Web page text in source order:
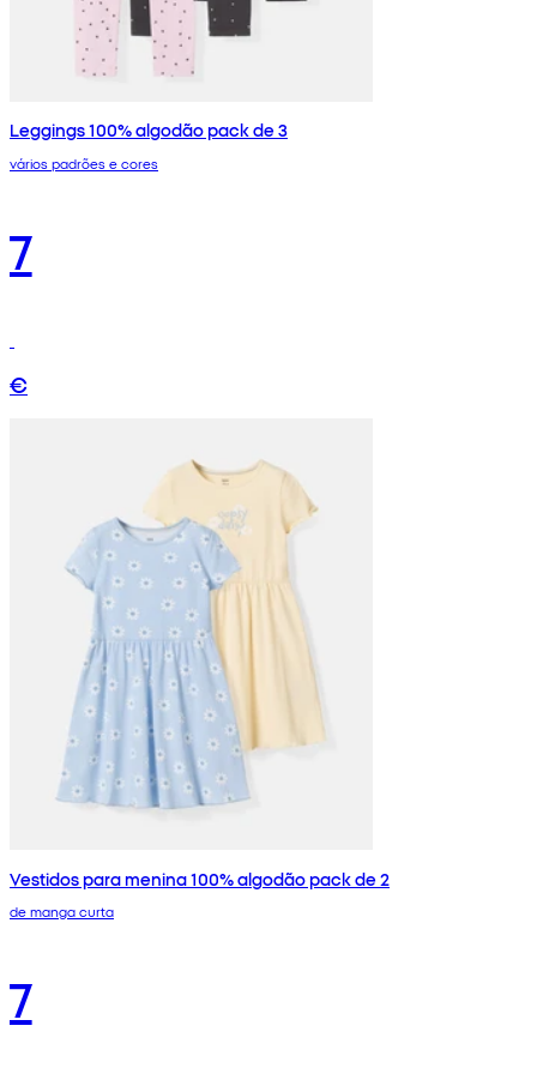
Leggings 100% algodão pack de 3
vários padrões e cores
7
€
Vestidos para menina 100% algodão pack de 2
de manga curta
7